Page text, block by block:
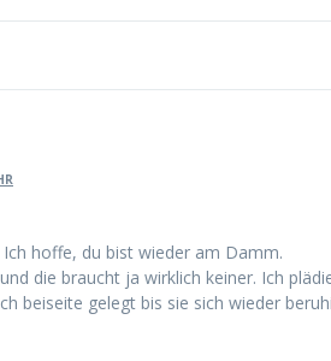
hoffe, du bist wieder am Damm.
die braucht ja wirklich keiner. Ich
beiseite gelegt bis sie sich wieder